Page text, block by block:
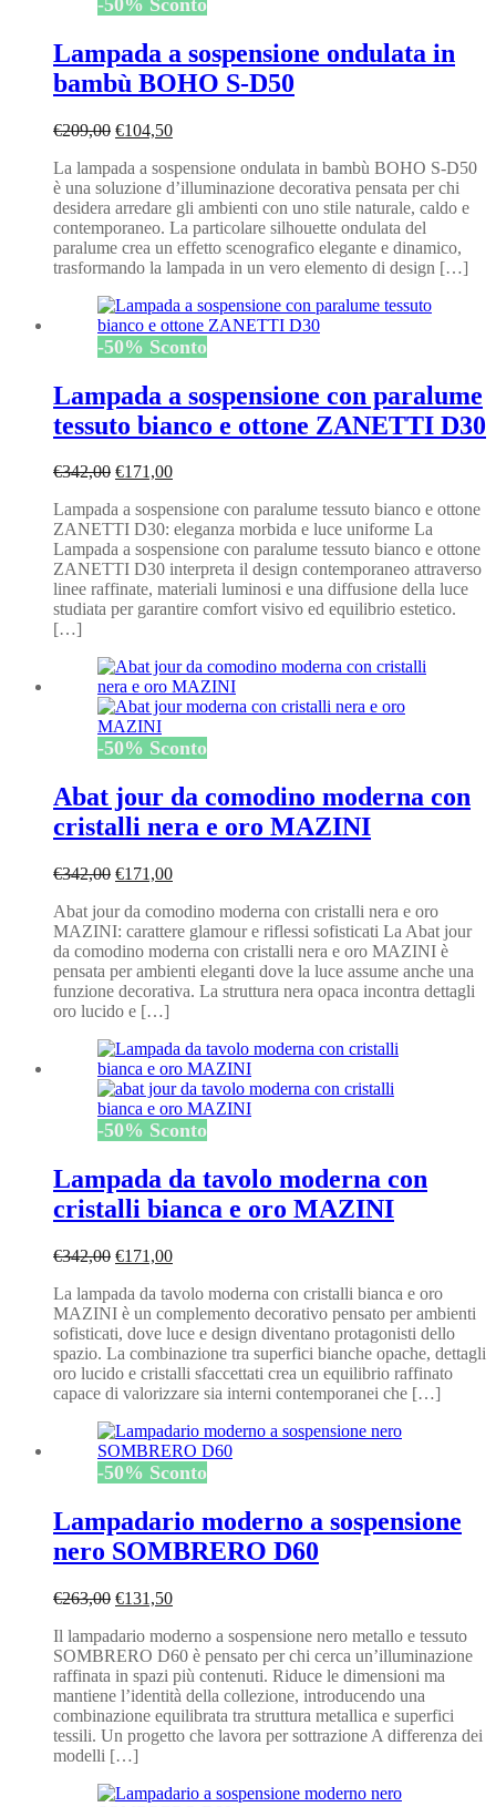
Lampada a sospensione ondulata in
bambù BOHO S-D50
€209,00 Il
originale
era:
€209,00.
€104,50Il
attuale
è:
€104,50.
La lampada a sospensione ondulata in bambù BOHO S-D50
è una soluzione d’illuminazione decorativa pensata per chi
desidera arredare gli ambienti con uno stile naturale, caldo e
contemporaneo. La particolare silhouette ondulata del
paralume crea un effetto scenografico elegante e dinamico,
trasformando la lampada in un vero elemento di design […]
-50% Sconto
Lampada a sospensione con paralume
tessuto bianco e ottone ZANETTI D30
€342,00 Il
originale
era:
€342,00.
€171,00Il
attuale
è:
€171,00.
Lampada a sospensione con paralume tessuto bianco e ottone
ZANETTI D30: eleganza morbida e luce uniforme La
Lampada a sospensione con paralume tessuto bianco e ottone
ZANETTI D30 interpreta il design contemporaneo attraverso
linee raffinate, materiali luminosi e una diffusione della luce
studiata per garantire comfort visivo ed equilibrio estetico.
[…]
-50% Sconto
Abat jour da comodino moderna con
cristalli nera e oro MAZINI
€342,00 Il
originale
era:
€342,00.
€171,00Il
attuale
è:
€171,00.
Abat jour da comodino moderna con cristalli nera e oro
MAZINI: carattere glamour e riflessi sofisticati La Abat jour
da comodino moderna con cristalli nera e oro MAZINI è
pensata per ambienti eleganti dove la luce assume anche una
funzione decorativa. La struttura nera opaca incontra dettagli
oro lucido e […]
-50% Sconto
Lampada da tavolo moderna con
cristalli bianca e oro MAZINI
€342,00 Il
originale
era:
€342,00.
€171,00Il
attuale
è:
€171,00.
La lampada da tavolo moderna con cristalli bianca e oro
MAZINI è un complemento decorativo pensato per ambienti
sofisticati, dove luce e design diventano protagonisti dello
spazio. La combinazione tra superfici bianche opache, dettagli
oro lucido e cristalli sfaccettati crea un equilibrio raffinato
capace di valorizzare sia interni contemporanei che […]
-50% Sconto
Lampadario moderno a sospensione
nero SOMBRERO D60
€263,00 Il
originale
era:
€263,00.
€131,50Il
attuale
è:
€131,50.
Il lampadario moderno a sospensione nero metallo e tessuto
SOMBRERO D60 è pensato per chi cerca un’illuminazione
raffinata in spazi più contenuti. Riduce le dimensioni ma
mantiene l’identità della collezione, introducendo una
combinazione equilibrata tra struttura metallica e superfici
tessili. Un progetto che lavora per sottrazione A differenza dei
modelli […]